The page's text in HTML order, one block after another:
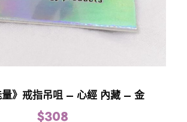
量》戒指吊咀 – 心經 內藏 – 金
$308